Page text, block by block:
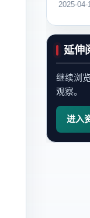
2025-04-
延伸
继续浏
观察。
进入